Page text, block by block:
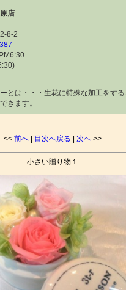
店
8-2
とは・・・生花に特殊な加工をす
きます。
<< 前へ| 目次へ戻る 次へ>>
小さい贈り物１